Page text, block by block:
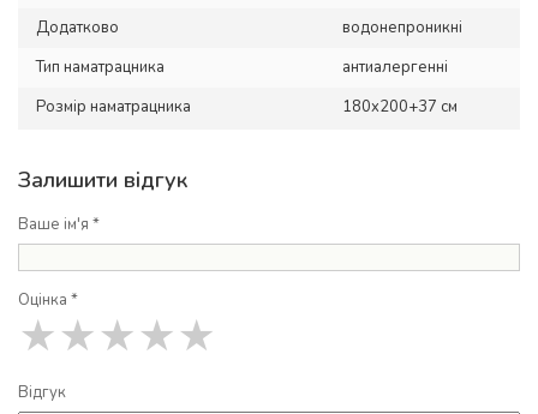
Додатково
водонепроникні
Тип наматрацника
антиалергенні
Розмір наматрацника
180x200+37 см
Залишити відгук
Ваше ім'я *
Оцінка *
★
★
★
★
★
Відгук